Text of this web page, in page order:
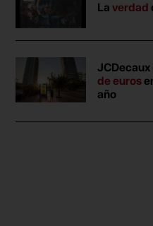
Laverdad
de euros
año